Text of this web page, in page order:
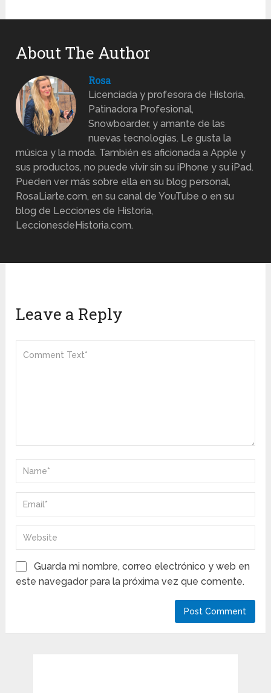
About The Author
Rosa
Licenciada y profesora de Historia,
Patinadora Profesional,
Snowboarder, y amante de las
nuevas tecnologías. Le gusta la
música y la moda. También es aficionada a Apple y
sus productos, no puede vivir sin su iPhone y su iPad.
Pueden ver más sobre ella en su blog personal,
RosaLiarte.com, en su canal de YouTube o en su
blog de Lecciones de Historia,
LeccionesdeHistoria.com.
Leave a Reply
Guarda mi nombre, correo electrónico y web en
este navegador para la próxima vez que comente.